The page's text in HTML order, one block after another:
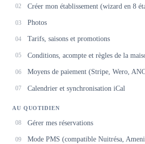
02 Créer mon établissement (wizard en 8
03 Photos
04 Tarifs, saisons et promotions
05 Conditions, acompte et règles de la
06 Moyens de paiement (Stripe, Wero,
07 Calendrier et synchronisation iCal
AU QUOTIDIEN
08 Gérer mes réservations
09 Mode PMS (compatible Nuitrésa,